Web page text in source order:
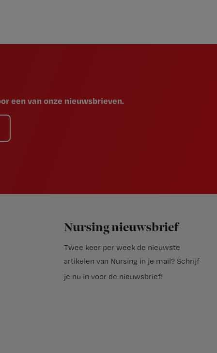
een van onze nieuwsbrieven.
Nursing nieuwsbrief
Twee keer per week de nieuwste
artikelen van Nursing in je mail? Schrijf
je nu in voor de nieuwsbrief!